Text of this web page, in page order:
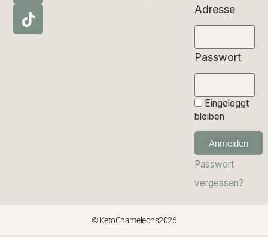
Adresse
Passwort
Eingeloggt
bleiben
Anmelden
Passwort
vergessen?
© KetoChameleons2026